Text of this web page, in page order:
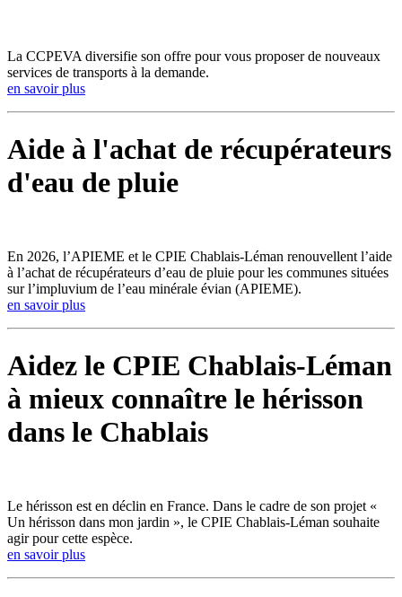
La CCPEVA diversifie son offre pour vous proposer de nouveaux
services de transports à la demande.
en savoir plus
Aide à l'achat de récupérateurs
d'eau de pluie
En 2026, l’APIEME et le CPIE Chablais-Léman renouvellent l’aide
à l’achat de récupérateurs d’eau de pluie pour les communes situées
sur l’impluvium de l’eau minérale évian (APIEME).
en savoir plus
Aidez le CPIE Chablais-Léman
à mieux connaître le hérisson
dans le Chablais
Le hérisson est en déclin en France. Dans le cadre de son projet «
Un hérisson dans mon jardin », le CPIE Chablais-Léman souhaite
agir pour cette espèce.
en savoir plus